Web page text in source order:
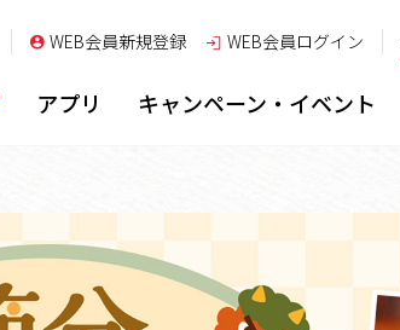
WEB会員新規登録 WEB会員ログイン
アプリ キャンペーン・イベント